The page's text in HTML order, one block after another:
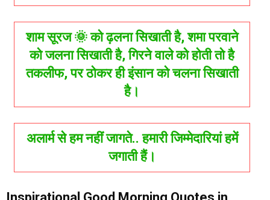
शाम सूरज 🌞 को ढ़लना सिखाती है, शमा परवाने
को जलना सिखाती है, गिरने वाले को होती तो है
तकलीफ, पर ठोकर ही इंसान को चलना सिखाती
है।
अलार्म से हम नहीं जागते.. हमारी जिम्मेदारियां हमें
जगाती हैं।